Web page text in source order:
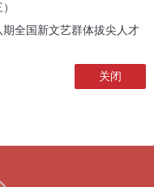
全国新文艺群体拔尖人才
关闭